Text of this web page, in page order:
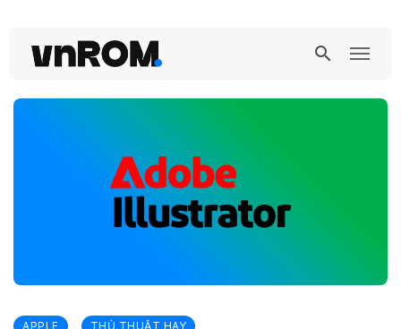
APPLE THỦ THUẬT HAY